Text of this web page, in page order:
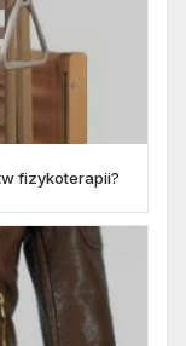
fizykoterapii?